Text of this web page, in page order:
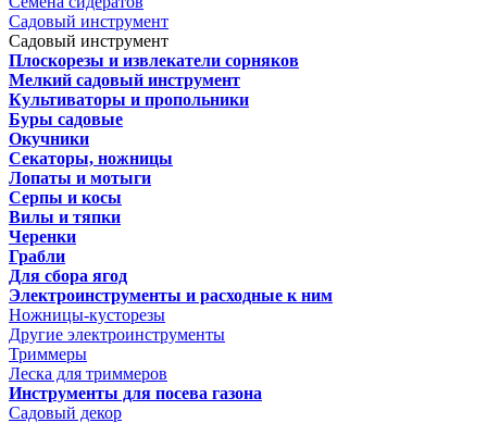
Садовый инструмент
Садовый инструмент
Плоскорезы и извлекатели сорняков
Мелкий садовый инструмент
Культиваторы и пропольники
Буры садовые
Окучники
Секаторы, ножницы
Лопаты и мотыги
Серпы и косы
Вилы и тяпки
Черенки
Грабли
Для сбора ягод
Электроинструменты и расходные к ним
Ножницы-кусторезы
Другие электроинструменты
Триммеры
Леска для триммеров
Инструменты для посева газона
Садовый декор